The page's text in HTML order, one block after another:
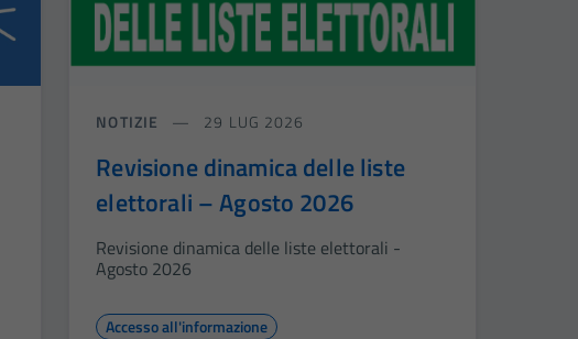
NOTIZIE 29 LUG 2026
Revisione dinamica delle liste
elettorali – Agosto 2026
Revisione dinamica delle liste elettorali -
Agosto 2026
Accesso all'informazione